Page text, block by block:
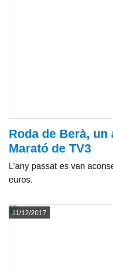
Roda de Berà, un
Marató de TV3
L’any passat es van
euros.
Detalls
11/12/2017